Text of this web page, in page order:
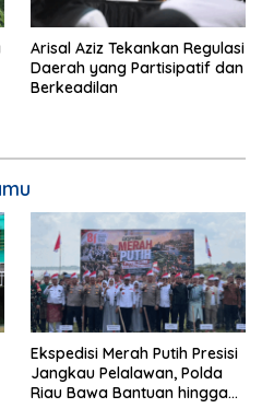
Arisal Aziz Tekankan Regulasi
Daerah yang Partisipatif dan
Berkeadilan
Ekspedisi Merah Putih Presisi
Jangkau Pelalawan, Polda
Riau Bawa Bantuan hingga